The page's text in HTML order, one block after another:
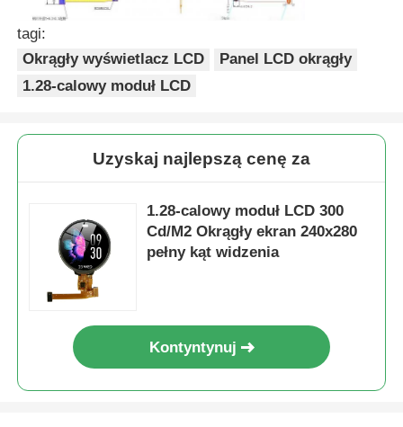
Wyświetlacz LCD samochodu
Okrągły ekran LCD
E Papierowy wyświetlacz
monokromatyczny ekran LCD
Moduł LCD COG
tagi:
Okrągły wyświetlacz LCD
Panel LCD okrągły
1.28-calowy moduł LCD
Uzyskaj najlepszą cenę za
1.28-calowy moduł LCD 300
Cd/M2 Okrągły ekran 240x280
pełny kąt widzenia
Kontyntynuj